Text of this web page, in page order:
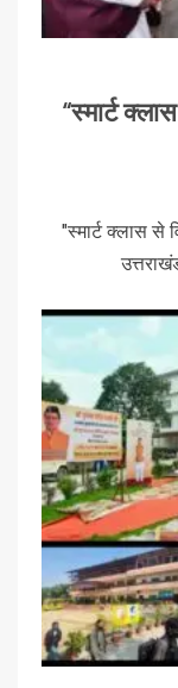
“स्मार्ट
"स्मार्ट क्लास से